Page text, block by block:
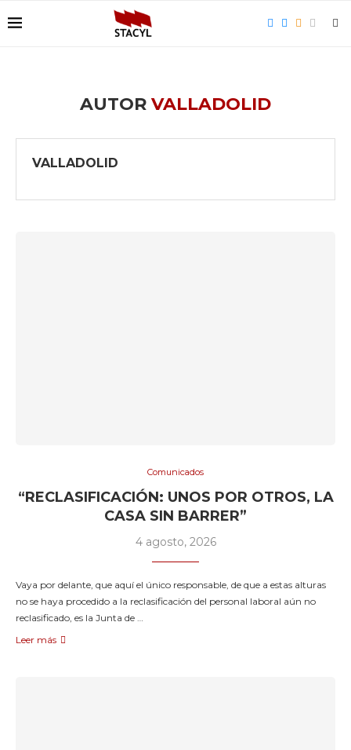
AUTOR VALLADOLID
VALLADOLID
Comunicados
“RECLASIFICACIÓN: UNOS POR OTROS, LA
CASA SIN BARRER”
4 agosto, 2026
Vaya por delante, que aquí el único responsable, de que a estas alturas
no se haya procedido a la reclasificación del personal laboral aún no
reclasificado, es la Junta de …
Leer más